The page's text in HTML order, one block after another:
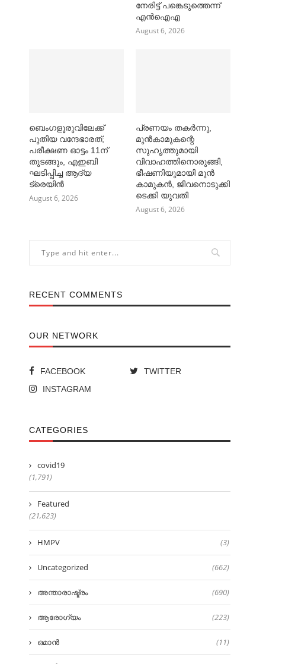
നേരിട്ട് പങ്കെടുത്തെന്ന്
എൻഐഎ
August 6, 2026
ബെംഗളൂരുവിലേക്ക്
പുതിയ വന്ദേഭാരത്;
പരീക്ഷണ ഓട്ടം 11ന്
തുടങ്ങും, എഇബി
ഘടിപ്പിച്ച ആദ്യ
ട്രെയിന്‍
August 6, 2026
പ്രണയം തകര്‍ന്നു,
മുൻകാമുകന്റെ
സുഹൃത്തുമായി
വിവാഹത്തിനൊരുങ്ങി,
ഭീഷണിയുമായി മുൻ
കാമുകൻ, ജീവനൊടുക്കി
ടെക്കി യുവതി
August 6, 2026
RECENT COMMENTS
OUR NETWORK
FACEBOOK
TWITTER
INSTAGRAM
CATEGORIES
covid19
(1,791)
Featured
(21,623)
HMPV (3)
Uncategorized (662)
അന്താരാഷ്ട്രം (690)
ആരോഗ്യം (223)
ഒമാൻ (11)